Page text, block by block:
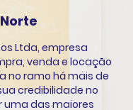
Ltda, empresa
venda e locação
no ramo há mais de
credibilidade no
uma das maiores